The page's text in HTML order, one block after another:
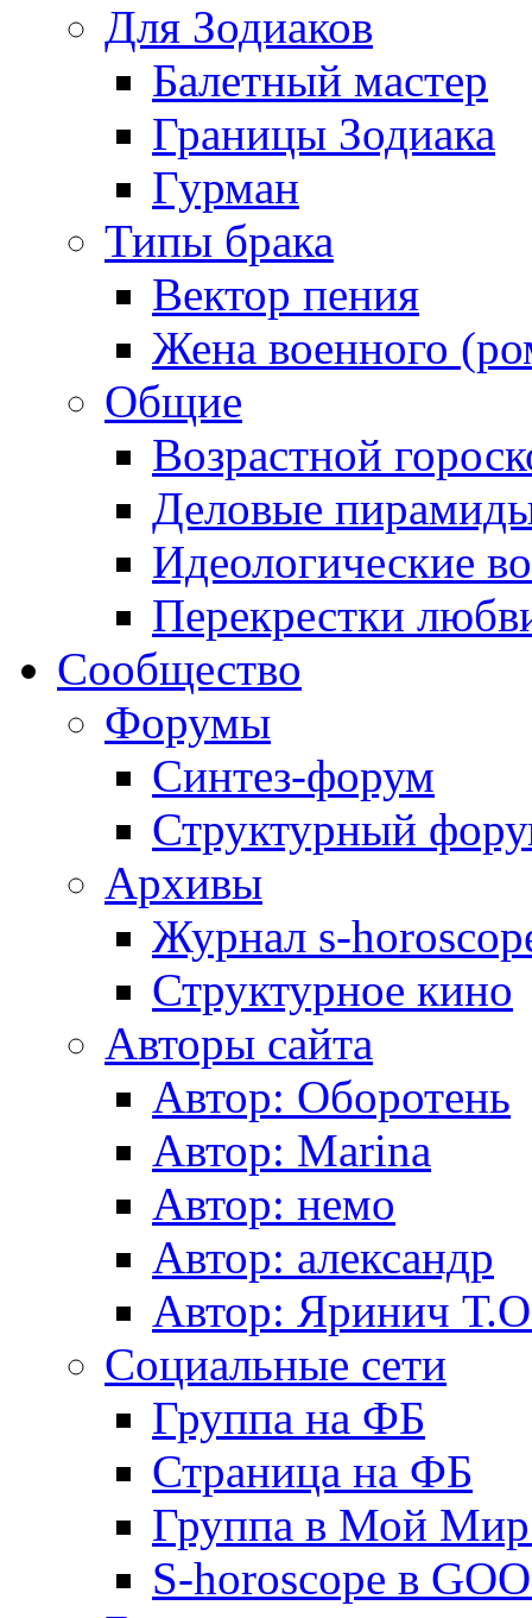
Для Зодиаков
Балетный мастер
Границы Зодиака
Гурман
Типы брака
Вектор пения
Жена военного
Общие
Возрастной
Деловые
Идеологические
Перекрестки
Сообщество
Форумы
Синтез-форум
Структурный
Архивы
Журнал s-
Структурное кино
Авторы сайта
Автор: Оборотень
Автор: Marina
Автор: немo
Автор: александр
Автор: Яринич
Социальные сети
Группа на ФБ
Страница на ФБ
Группа в Мой
S-horoscope в